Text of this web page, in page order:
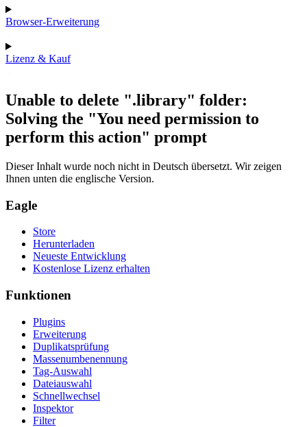
Browser-Erweiterung
Lizenz & Kauf
Unable to delete ".library" folder:
Solving the "You need permission to
perform this action" prompt
Dieser Inhalt wurde noch nicht in Deutsch übersetzt. Wir zeigen
Ihnen unten die englische Version.
Eagle
Store
Herunterladen
Neueste Entwicklung
Kostenlose Lizenz erhalten
Funktionen
Plugins
Erweiterung
Duplikatsprüfung
Massenumbenennung
Tag-Auswahl
Dateiauswahl
Schnellwechsel
Inspektor
Filter